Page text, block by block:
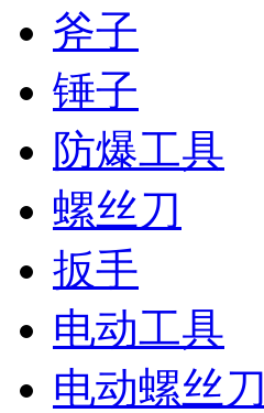
斧子
锤子
防爆工具
螺丝刀
扳手
电动工具
电动螺丝刀